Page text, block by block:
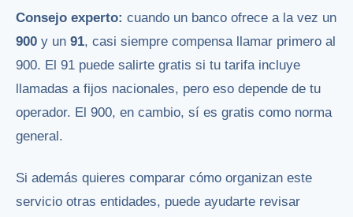
Consejo experto: cuando un banco ofrece a la vez un
900 y un 91, casi siempre compensa llamar primero al
900. El 91 puede salirte gratis si tu tarifa incluye
llamadas a fijos nacionales, pero eso depende de tu
operador. El 900, en cambio, sí es gratis como norma
general.
Si además quieres comparar cómo organizan este
servicio otras entidades, puede ayudarte revisar